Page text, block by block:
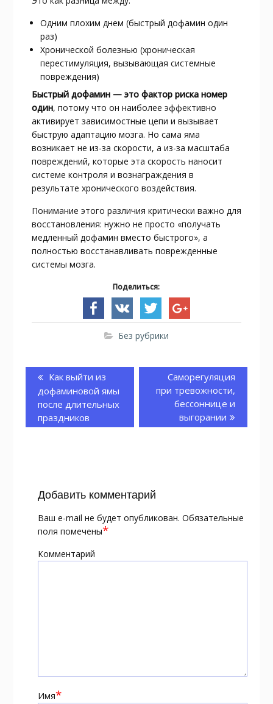
Одним плохим днем (быстрый дофамин один
раз)
Хронической болезнью (хроническая
перестимуляция, вызывающая системные
повреждения)
Быстрый дофамин — это фактор риска номер
один, потому что он наиболее эффективно
активирует зависимостные цепи и вызывает
быструю адаптацию мозга. Но сама яма
возникает не из-за скорости, а из-за масштаба
повреждений, которые эта скорость наносит
системе контроля и вознаграждения в
результате хронического воздействия.
Понимание этого различия критически важно для
восстановления: нужно не просто «получать
медленный дофамин вместо быстрого», а
полностью восстанавливать поврежденные
системы мозга.
Поделиться:
Без рубрики
по
записям
Предыдущая
запись:
Как выйти из
дофаминовой ямы
после длительных
праздников
Следующая
запись:
Саморегуляция
при тревожности,
бессоннице и
выгорании
Добавить комментарий
Ваш e-mail не будет опубликован. Обязательные
поля помечены*
Комментарий
Имя*